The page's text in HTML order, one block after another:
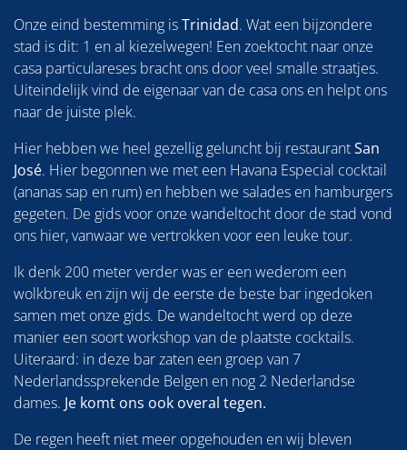
Onze eind bestemming isTrinidad. Wat een bijzondere
stad is dit: 1 en al kiezelwegen! Een zoektocht naar onze
casa particulareses bracht ons door veel smalle straatjes.
Uiteindelijk vind de eigenaar van de casa ons en helpt ons
naar de juiste plek.
Hier hebben we heel gezellig geluncht bij restaurantSan
José. Hier begonnen we met een Havana Especial cocktail
(ananas sap en rum) en hebben we salades en hamburgers
gegeten. De gids voor onze wandeltocht door de stad vond
ons hier, vanwaar we vertrokken voor een leuke tour.
Ik denk 200 meter verder was er een wederom een
wolkbreuk en zijn wij de eerste de beste bar ingedoken
samen met onze gids. De wandeltocht werd op deze
manier een soort workshop van de plaatste cocktails.
Uiteraard: in deze bar zaten een groep van 7
Nederlandssprekende Belgen en nog 2 Nederlandse
dames. Je komt ons ook overal tegen.
De regen heeft niet meer opgehouden en wij bleven